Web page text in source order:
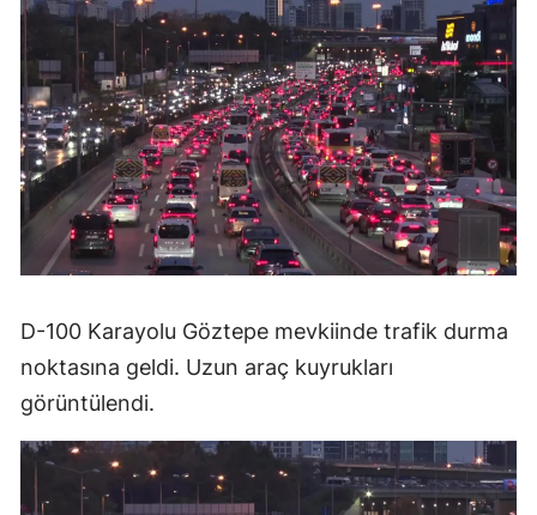
D-100 Karayolu Göztepe mevkiinde trafik durma
noktasına geldi. Uzun araç kuyrukları
görüntülendi.